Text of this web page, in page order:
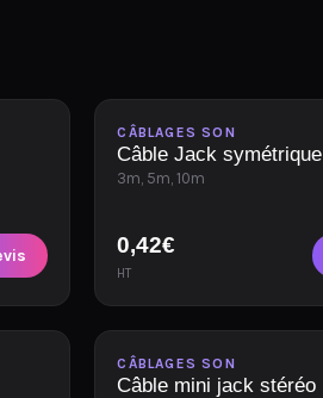
Disponible
CÂBLAGES SON
Câble Jack symétrique
3m, 5m, 10m
0,42€
HT
Disponible
CÂBLAGES SON
Câble mini jack stéréo